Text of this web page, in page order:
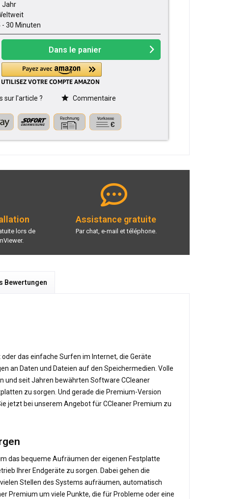
Jahr
- 30 Minuten
Dans le panier
sur l'article ? Commentaire
lors de
Assistance gratuite
Par chat, e-mail et téléphone.
Bewertungen
das einfache Surfen im Internet, die Geräte
an Daten und Dateien auf den Speichermedien. Volle
und seit Jahren bewährten Software CCleaner
zu sorgen. Und gerade die Premium-Version
jetzt bei unserem Angebot für CCleaner Premium zu
das bequeme Aufräumen der eigenen Festplatte
Ihrer Endgeräte zu sorgen. Dabei gehen die
Stellen des Systems aufräumen, automatisch
Premium um viele Punkte, die für Probleme oder eine